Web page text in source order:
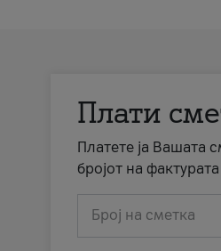
Плати
Платете ја Вашата
бројот на
Број на сметка